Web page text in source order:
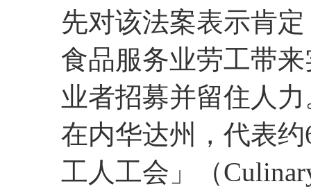
先对该法案表示肯
食品服务业劳工带
业者招募并留住人力
在内华达州，代表
工人工会」（